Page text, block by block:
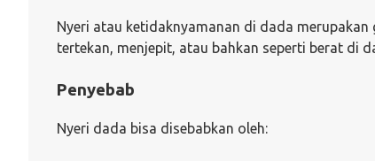
Nyeri atau ketidaknyamanan di dada
tertekan, menjepit, atau bahkan seperti berat di
Penyebab
Nyeri dada bisa disebabkan oleh: